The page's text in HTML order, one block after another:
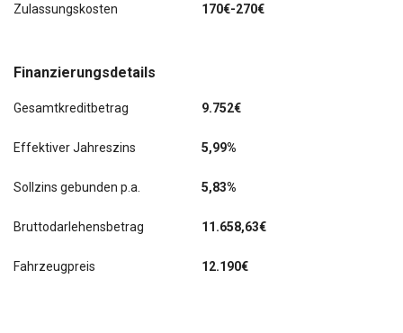
Zulassungskosten 170€-270€
Finanzierungsdetails
Gesamtkreditbetrag 9.752€
Effektiver Jahreszins 5,99%
Sollzins gebunden p.a. 5,83%
Bruttodarlehensbetrag 11.658,63€
Fahrzeugpreis 12.190€